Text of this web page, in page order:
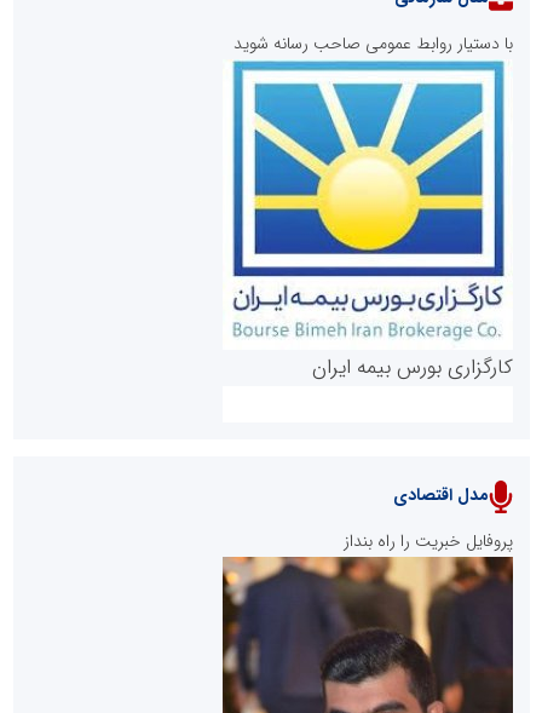
روابط عمومی خبرگزاری گزارش خبر
پایگاه خبری نهضت ملی مسکن
با دستیار روابط عمومی صاحب رسانه شوید
کارگزاری بورس بیمه ایران
سازمان بورس و اوراق بهادار
مدل اقتصادی
پروفایل خبریت را راه بنداز